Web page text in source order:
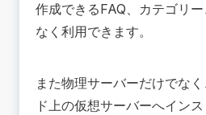
作成できるFAQ、カテゴリ
なく利用できます。
また物理サーバーだけでな
ド上の仮想サーバーへインス